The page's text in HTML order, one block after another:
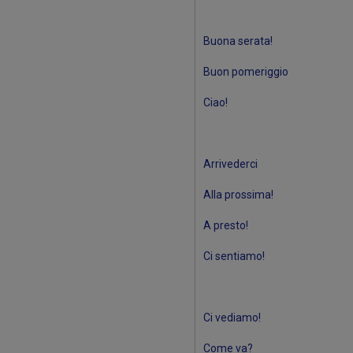
Buona serata!
Buon pomeriggio
Ciao!
Arrivederci
Alla prossima!
A presto!
Ci sentiamo!
Ci vediamo!
Come va?